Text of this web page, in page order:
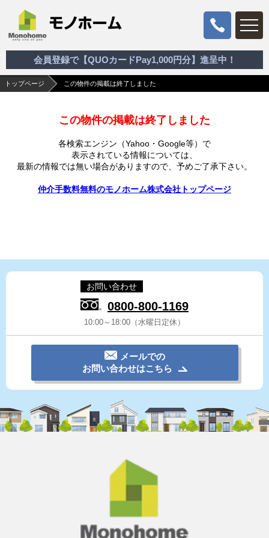
会員登録で【QUOカードPay1,000円分】進呈中！
トップページ この物件の掲載は終了しました
この物件の掲載は終了しました
各検索エンジン（Yahoo・Google等）で
表示されている情報については、
最新の情報では無い場合がありますので、 予めご了承下さい。
仲介手数料無料のモノホーム株式会社トップページ
お問い合わせ
0800-800-1169
10:00～18:00（水曜日定休）
メールでの
お問い合わせはこちら